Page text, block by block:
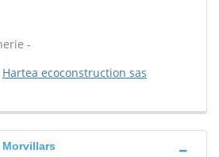
-
Hartea ecoconstruction sas